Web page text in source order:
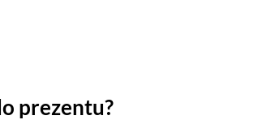
prezentu?